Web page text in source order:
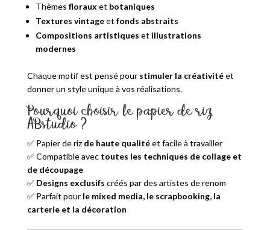
Thèmes floraux et botaniques
Textures vintageet fonds abstraits
Compositions artistiques et illustrations
modernes
Chaque motif est pensé pour stimuler la créativitéet
donner un style unique à vos réalisations.
Pourquoi choisir le papier de riz
ABstudio ?
✅ Papier de riz de haute qualitéet facile à travailler
✅ Compatible avec toutes les techniques de collage et
de découpage
✅ Designs exclusifs créés par des artistes de renom
✅ Parfait pour le mixed media, le scrapbooking, la
carterie et la décoration